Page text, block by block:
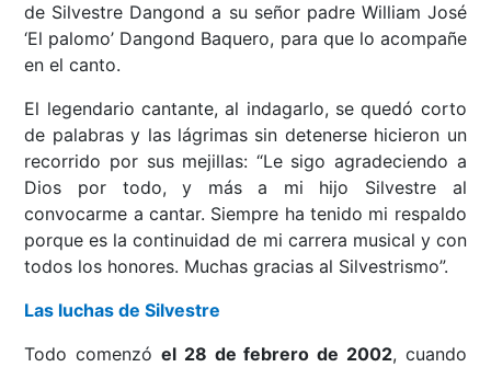
de Silvestre Dangond a su señor padre William José
‘El palomo’ Dangond Baquero, para que lo acompañe
en el canto.
El legendario cantante, al indagarlo, se quedó corto
de palabras y las lágrimas sin detenerse hicieron un
recorrido por sus mejillas: “Le sigo agradeciendo a
Dios por todo, y más a mi hijo Silvestre al
convocarme a cantar. Siempre ha tenido mi respaldo
porque es la continuidad de mi carrera musical y con
todos los honores. Muchas gracias al Silvestrismo”.
Las luchas de Silvestre
Todo comenzó el 28 de febrero de 2002, cuando